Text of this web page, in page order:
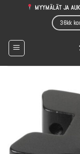
MYYMÄLÄT JA
36kk